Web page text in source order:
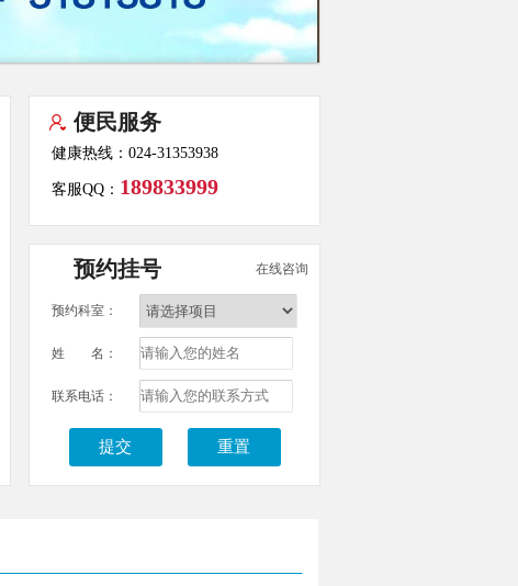
便民服务
健康热线：024-31353938
客服QQ： 189833999
预约挂号 在线咨询
预约科室：
姓 名：
联系电话：